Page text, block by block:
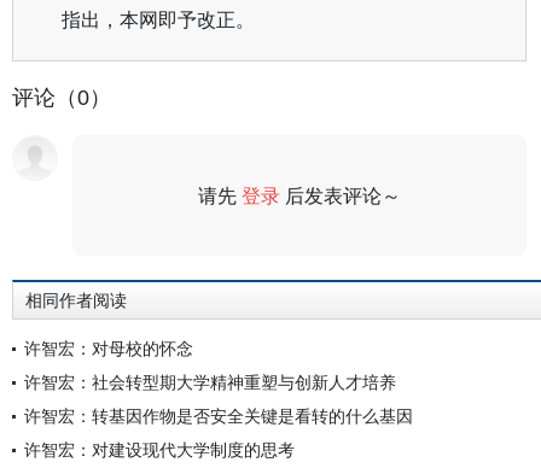
指出，本网即予改正。
评论（0）
请先登录 后发表评论～
相同作者阅读
许智宏：对母校的怀念
许智宏：社会转型期大学精神重塑与创新人才培养
许智宏：转基因作物是否安全关键是看转的什么基因
许智宏：对建设现代大学制度的思考